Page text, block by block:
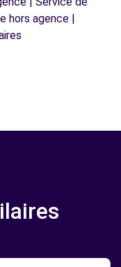
hors agence |